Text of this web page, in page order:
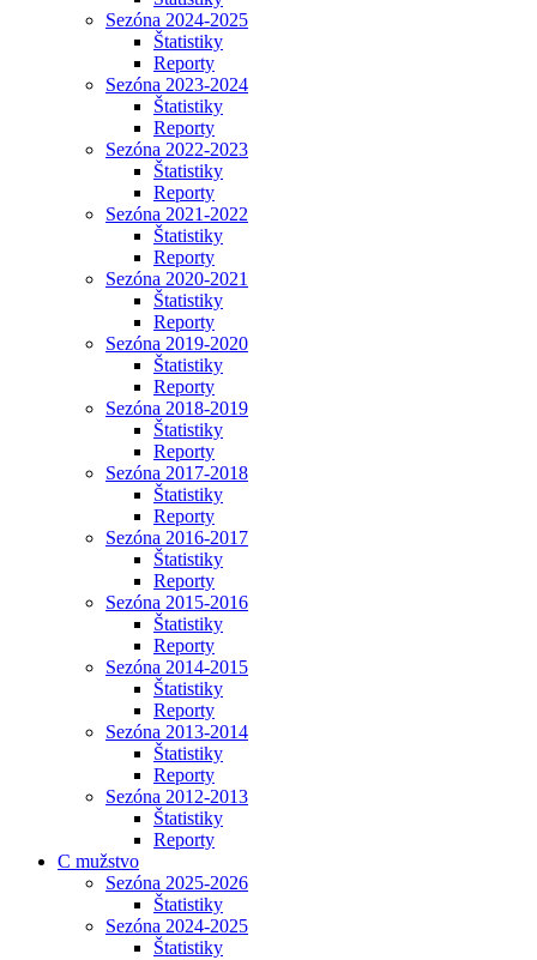
Sezóna 2024-2025
Štatistiky
Reporty
Sezóna 2023-2024
Štatistiky
Reporty
Sezóna 2022-2023
Štatistiky
Reporty
Sezóna 2021-2022
Štatistiky
Reporty
Sezóna 2020-2021
Štatistiky
Reporty
Sezóna 2019-2020
Štatistiky
Reporty
Sezóna 2018-2019
Štatistiky
Reporty
Sezóna 2017-2018
Štatistiky
Reporty
Sezóna 2016-2017
Štatistiky
Reporty
Sezóna 2015-2016
Štatistiky
Reporty
Sezóna 2014-2015
Štatistiky
Reporty
Sezóna 2013-2014
Štatistiky
Reporty
Sezóna 2012-2013
Štatistiky
Reporty
C mužstvo
Sezóna 2025-2026
Štatistiky
Sezóna 2024-2025
Štatistiky